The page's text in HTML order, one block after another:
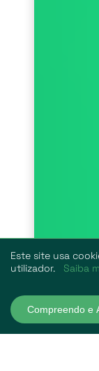
Este site usa
utilizador.
Saiba
Compreendo e